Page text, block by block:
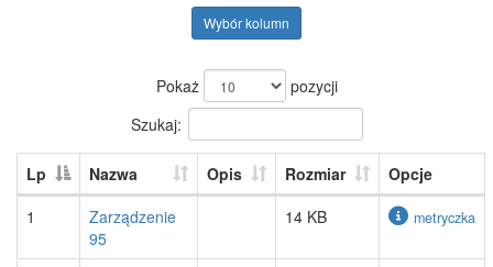
Wybór kolumn
Pokaż
pozycji
Szukaj:
Lp Nazwa Opis Rozmiar
Opcje
1
Zarządzenie
95
14 KB metryczka